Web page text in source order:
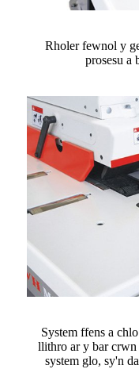
Rholer fewnol y
prosesu a
System ffens a
llithro ar y bar
system glo, sy'n